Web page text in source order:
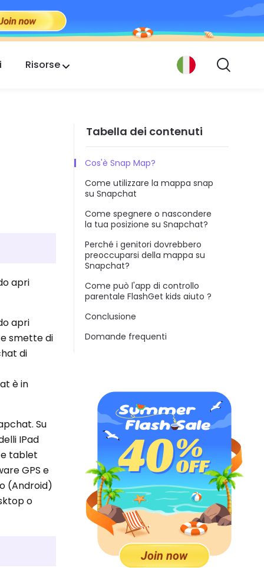
Risorse
apri
apri
smette di
di
è in
Su
IPad
tablet
GPS e
(Android)
o
Tabella dei contenuti
Cos'è Snap Map?
Come utilizzare la mappa snap
su Snapchat
Come spegnere o nascondere
la tua posizione su Snapchat?
Perché i genitori dovrebbero
preoccuparsi della mappa su
Snapchat?
Come può l'app di controllo
parentale FlashGet kids aiuto ?
Conclusione
Domande frequenti